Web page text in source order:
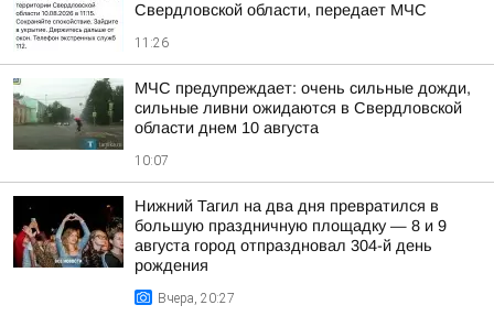
Свердловской области, передает МЧС
11:26
МЧС предупреждает: очень сильные дожди,
сильные ливни ожидаются в Свердловской
области днем 10 августа
10:07
Нижний Тагил на два дня превратился в
большую праздничную площадку — 8 и 9
августа город отпраздновал 304-й день
рождения
Вчера, 20:27